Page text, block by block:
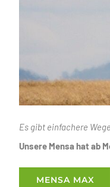
Es gibt einfachere
Unsere Mensa hat ab
MENSA MAX